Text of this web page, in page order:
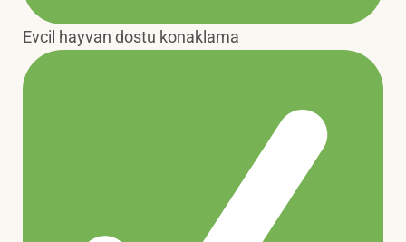
Evcil hayvan dostu konaklama